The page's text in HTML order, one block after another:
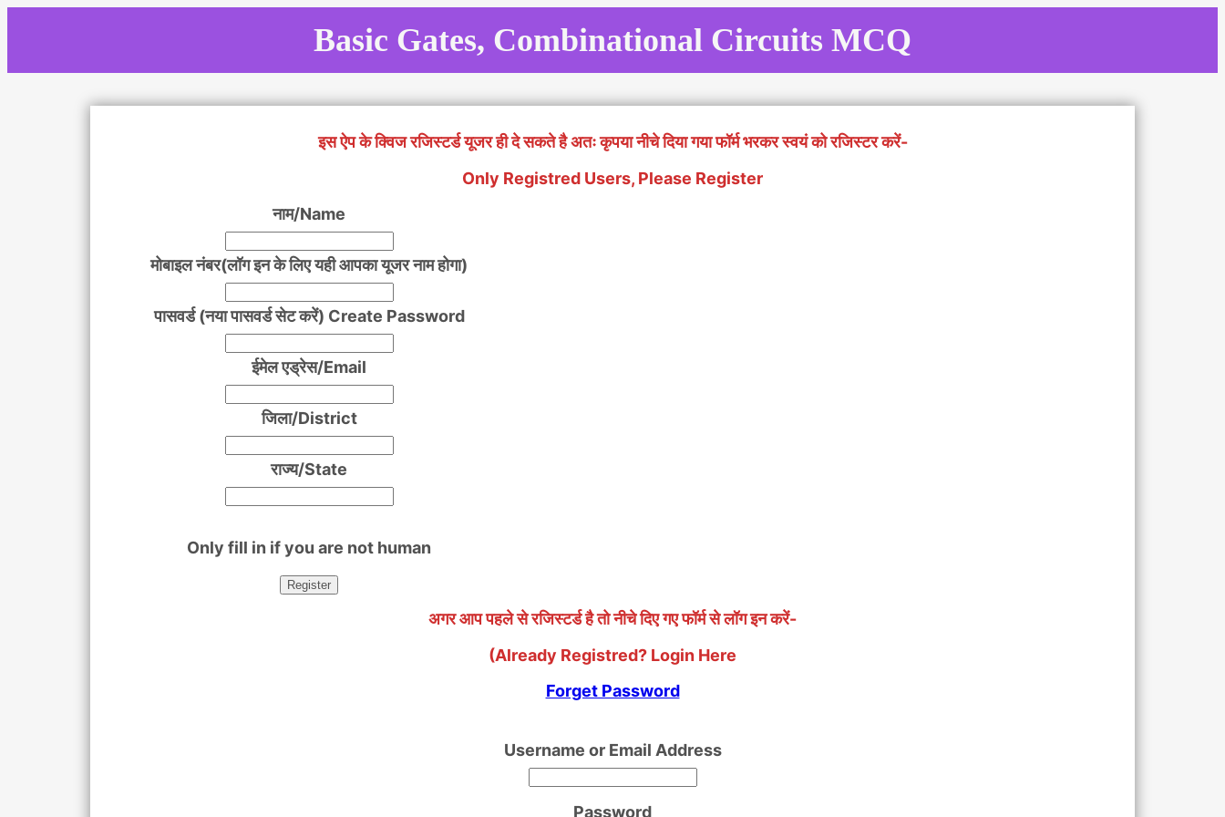
content
Basic Gates, Combinational Circuits MCQ
इस ऐप के क्विज रजिस्टर्ड यूजर ही दे सकते है अतः कृपया नीचे दिया गया फॉर्म भरकर स्वयं को रजिस्टर करें-
Only Registred Users, Please Register
नाम/Name
मोबाइल नंबर(लॉग इन के लिए यही आपका यूजर नाम होगा)
पासवर्ड (नया पासवर्ड सेट करें) Create Password
ईमेल एड्रेस/Email
जिला/District
राज्य/State
Only fill in if you are not human
अगर आप पहले से रजिस्टर्ड है तो नीचे दिए गए फॉर्म से लॉग इन करें-
(Already Registred? Login Here
Forget Password
Username or Email Address
Password